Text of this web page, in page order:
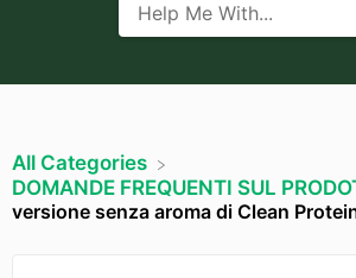
All Categories
​DOMANDE FREQUENTI SUL
versione senza aroma di Clean